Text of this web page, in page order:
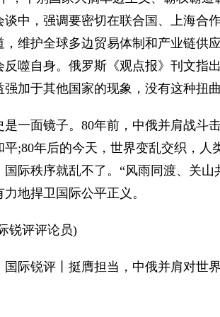
谈中，强调要密切在联合国、上海合
，维护全球多边贸易体制和产业链供
反噬自身。俄罗斯《观点报》刊文指
强加于其他国家的现象，没有这种扭
面镜子。80年前，中俄并肩战斗
平;80年后的今天，世界变乱交织，
国际秩序就乱不了。“风雨同渡、关
地捍卫国际公平正义。
评评论员)
国际锐评丨挺膺担当，中俄并肩对世